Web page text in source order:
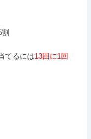
てるには13回に1回